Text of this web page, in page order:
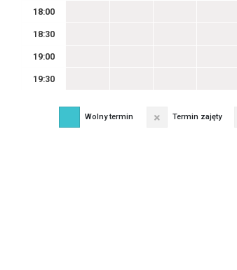
18:00
18:30
19:00
19:30
Wolny termin Termin zajęty